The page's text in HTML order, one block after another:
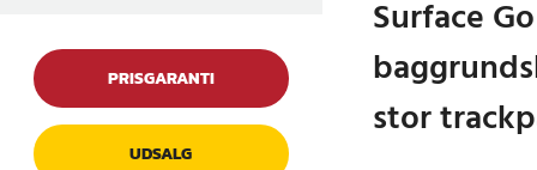
PRISGARANTI
UDSALG
Surface
stor